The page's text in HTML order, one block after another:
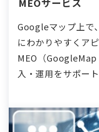
Googleマップ上で
にわかりやすくア
MEO（
入・運用をサポート